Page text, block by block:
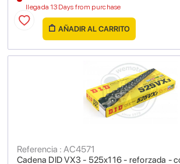
llegada 13 Days from purchase
AÑADIR AL CARRITO
Cadena DID VX3 - 525x116 - reforzada -
Referencia : AC4571